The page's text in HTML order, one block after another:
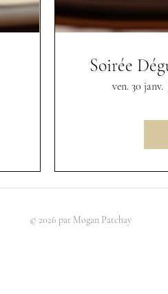
Soirée
ven. 30 janv.
© 2026 par Mogan Patchay